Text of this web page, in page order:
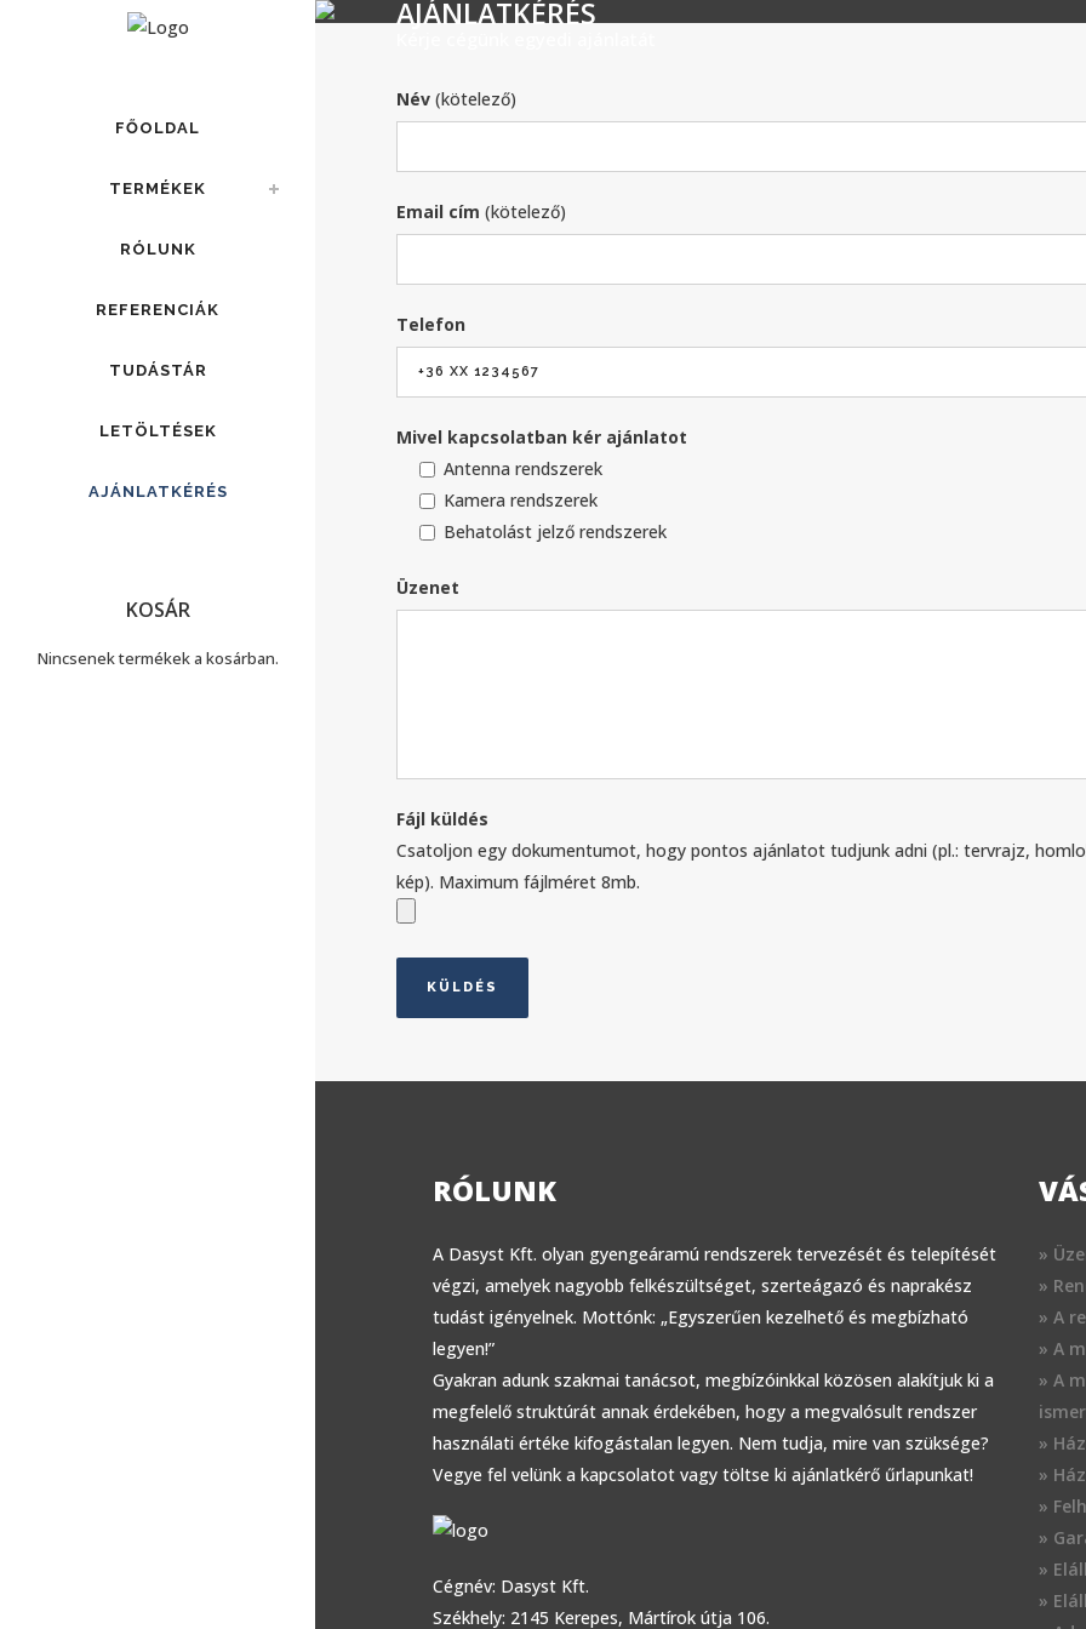
FŐOLDAL
TERMÉKEK
RÓLUNK
REFERENCIÁK
TUDÁSTÁR
LETÖLTÉSEK
AJÁNLATKÉRÉS
KOSÁR
Nincsenek termékek a kosárban.
AJÁNLATKÉRÉS
Név (kötelező)
Email cím (kötelező)
Telefon
Mivel kapcsolatban kér ajánlatot
Antenna rendszerek
Kamera rendszerek
Behatolást jelző rendszerek
Üzenet
Fájl küldés
Csatoljon egy dokumentumot, hogy pontos ajánlatot tudjunk adni (pl.: tervrajz,
kép). Maximum fájlméret 8mb.
RÓLUNK
A Dasyst Kft. olyan gyengeáramú rendszerek tervezését és telepítését
végzi, amelyek nagyobb felkészültséget, szerteágazó és naprakész
tudást igényelnek. Mottónk: „Egyszerűen kezelhető és megbízható
legyen!”
Gyakran adunk szakmai tanácsot, megbízóinkkal közösen alakítjuk ki a
megfelelő struktúrát annak érdekében, hogy a megvalósult rendszer
használati értéke kifogástalan legyen. Nem tudja, mire van szüksége?
Vegye fel velünk a kapcsolatot vagy töltse ki ajánlatkérő űrlapunkat!
Cégnév: Dasyst Kft.
Székhely: 2145 Kerepes, Mártírok útja 106.
»
»
» A
» A
» A
»
»
»
»
»
»